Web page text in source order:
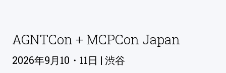
AGNTCon + MCPCon Japan
2026年9月10・11日 | 渋谷